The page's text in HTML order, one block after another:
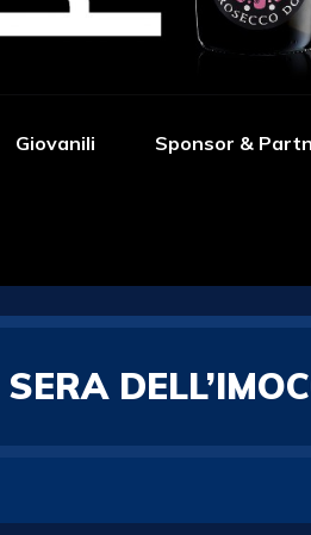
Giovanili Sponsor &